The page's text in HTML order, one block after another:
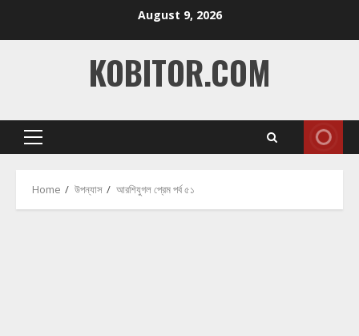
August 9, 2026
KOBITOR.COM
Primary
Home উপন্যাস আরশিযুগল প্রেম পর্ব ৫১